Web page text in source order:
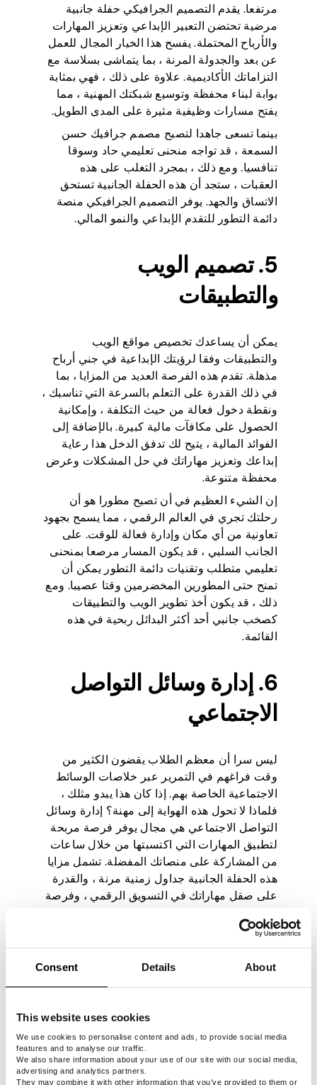
Consent Details About
This website uses cookies
We use cookies to personalise content and ads, to provide social media
features and to analyse our traffic.
We also share information about your use of our site with our social media,
advertising and analytics partners.
They may combine it with other information that you’ve provided to them or
مرتفعا. يقدم التصميم الجرافيكي حفلة جانبية
مرضية تحتضن التعبير الإبداعي وتعزيز المهارات
والأرباح المحتملة. يفسح هذا الخيار المجال للعمل
عن بعد والجدولة المرنة ، بما يتماشى بسلاسة مع
التزاماتك الأكاديمية. علاوة على ذلك ، فهي بمثابة
بوابة لبناء محفظة وتوسيع شبكتك المهنية ، مما
يفتح مسارات وظيفية مثيرة على المدى الطويل.
بينما تسعى جاهدا لتصبح مصمم جرافيك حسن
السمعة ، قد تواجه منحنى تعليمي حاد وسوقا
تنافسيا. ومع ذلك ، بمجرد التغلب على هذه
العقبات ، ستجد أن هذه الحفلة الجانبية تستحق
الاتساق والجهد. يوفر التصميم الجرافيكي منصة
دائمة التطور للتقدم الإبداعي والنمو المالي.
5. تصميم الويب
والتطبيقات
يمكن أن يساعدك تخصيص مواقع الويب
والتطبيقات وفقا لرؤيتك الإبداعية في جني أرباح
مذهلة. تقدم هذه الفرصة العديد من المزايا ، بما
في ذلك القدرة على التعلم بالسرعة التي تناسبك ،
ونقطة دخول فعالة من حيث التكلفة ، وإمكانية
الحصول على مكافآت مالية كبيرة. بالإضافة إلى
الفوائد المالية ، يتيح لك تدفق الدخل هذا رعاية
إبداعك وتعزيز مهاراتك في حل المشكلات وعرض
محفظة متنوعة.
إن الشيء العظيم في أن تصبح مطورا هو أن
رحلتك تجري في العالم الرقمي ، مما يسمح بجهود
تعاونية من أي مكان وإدارة فعالة للوقت. على
الجانب السلبي ، قد يكون المسار مرصعا بمنحنى
تعليمي متطلب وتقنيات دائمة التطور يمكن أن
تمنح حتى المطورين المخضرمين وقتا عصيبا. ومع
ذلك ، قد يكون أخذ تطوير الويب والتطبيقات
كصخب جانبي أحد أكثر البدائل ربحية في هذه
القائمة.
6. إدارة وسائل التواصل
الاجتماعي
ليس سرا أن معظم الطلاب يقضون الكثير من
وقت فراغهم في التمرير عبر خلاصات الوسائط
الاجتماعية الخاصة بهم. إذا كان هذا يبدو مثلك ،
فلماذا لا تحول هذه الهواية إلى مهنة؟ إدارة وسائل
التواصل الاجتماعي هي مجال يوفر فرصة مربحة
لتطبيق المهارات التي اكتسبتها من خلال ساعات
من المشاركة على منصاتك المفضلة. تشمل مزايا
هذه الحفلة الجانبية جداول زمنية مرنة ، والقدرة
على صقل مهاراتك في التسويق الرقمي ، وفرصة
لبناء محفظة.
تعزز إدارة وسائل التواصل الاجتماعي الإبداع
والتفكير الاستراتيجي ، وهي سمات أساسية للتقدم
في حياتك المهنية بعد الكلية. الطلب على مديري
وسائل التواصل الاجتماعي الموهوبين مرتفع ، مما
المجال ، من المهم دراسة المنصات والتحليلات
والاتجاهات. لحسن الحظ ، تتوفر العديد من
الدورات التدريبية المجانية عبر الإنترنت والموارد
الأخرى لمساعدتك على رفع مستوى لعبة الوسائط